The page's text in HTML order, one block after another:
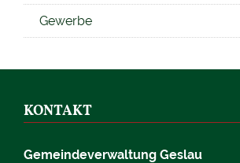
Gewerbe
KONTAKT
Gemeindeverwaltung Geslau